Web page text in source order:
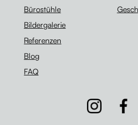
Bürostühle
Bildergalerie
Referenzen
Blog
FAQ